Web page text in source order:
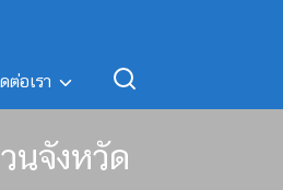
ต่อเรา
นจังหวัด